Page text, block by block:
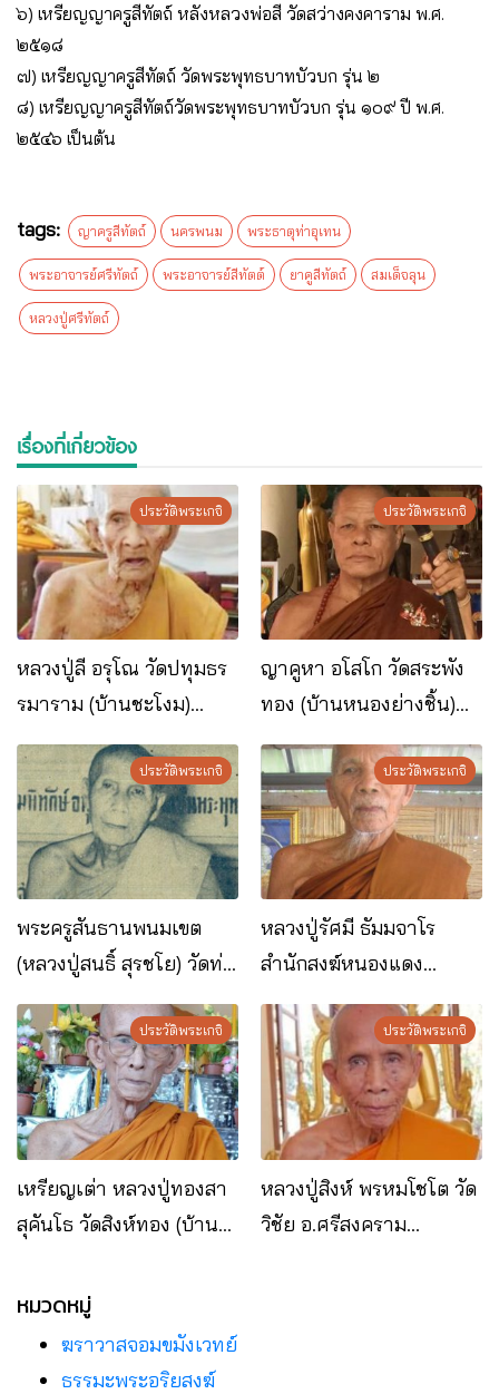
๖) เหรียญญาครูสีทัตถ์ หลังหลวงพ่อสี วัดสว่างคงคาราม พ.ศ.
๒๕๑๘
๗) เหรียญญาครูสีทัตถ์ วัดพระพุทธบาทบัวบก รุ่น ๒
๘) เหรียญญาครูสีทัตถ์วัดพระพุทธบาทบัวบก รุ่น ๑๐๙ ปี พ.ศ.
๒๕๔๖ เป็นต้น
tags: ญาครูสีทัตถ์ นครพนม พระธาตุท่าอุเทน
พระอาจารย์ศรีทัตถ์ พระอาจารย์สีทัตต์ ยาคูสีทัตถ์ สมเด็จลุน
หลวงปู่ศรีทัตถ์
เรื่องที่เกี่ยวข้อง
ประวัติพระเกจิ
หลวงปู่ลี อรุโณ วัดปทุมธร
รมาราม (บ้านชะโงม)
อ.เมือง จ.นครพนม
ประวัติพระเกจิ
ญาคูหา อโสโก วัดสระพัง
ทอง (บ้านหนองย่างชิ้น)
อ.เรณูนคร จ.นครพนม
ประวัติพระเกจิ
พระครูสันธานพนมเขต
(หลวงปู่สนธิ์ สุรชโย) วัดท่า
ดอกแก้วเหนือ อ.ท่าอุเทน
จ.นครพนม
ประวัติพระเกจิ
หลวงปู่รัศมี ธัมมจาโร
สำนักสงฆ์หนองแดง
อ.ปลาปาก จ.นครพนม
ประวัติพระเกจิ
เหรียญเต่า หลวงปู่ทองสา
สุคันโธ วัดสิงห์ทอง (บ้าน
จ.นครพนม
ประวัติพระเกจิ
หลวงปู่สิงห์ พรหมโชโต วัด
วิชัย อ.ศรีสงคราม
หมวดหมู่
ฆราวาสจอมขมังเวทย์
ธรรมะพระอริยสงฆ์